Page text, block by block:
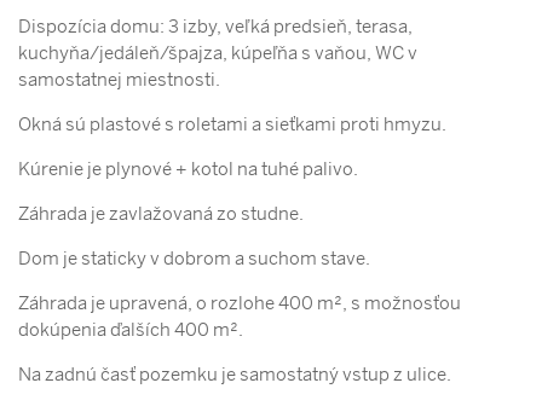
Dispozícia domu: 3 izby, veľká predsieň, terasa,
kuchyňa/jedáleň/špajza, kúpeľňa s vaňou, WC v
samostatnej miestnosti.
Okná sú plastové s roletami a sieťkami proti hmyzu.
Kúrenie je plynové + kotol na tuhé palivo.
Záhrada je zavlažovaná zo studne.
Dom je staticky v dobrom a suchom stave.
Záhrada je upravená, o rozlohe 400 m², s možnosťou
dokúpenia ďalších 400 m².
Na zadnú časť pozemku je samostatný vstup z ulice.